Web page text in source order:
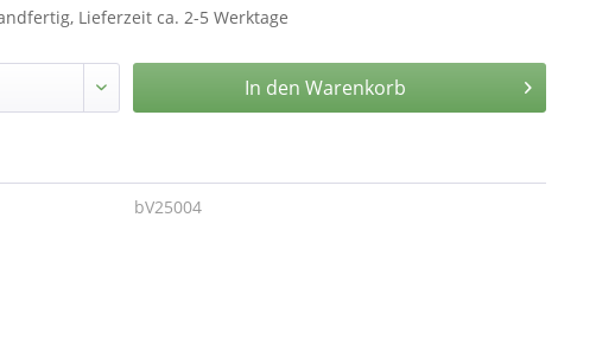
Lieferzeit ca. 2-5 Werktage
In den Warenkorb
bV25004